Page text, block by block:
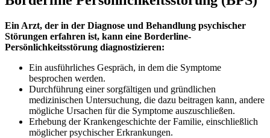
Ein Arzt, der in der Diagnose und Behandlung psychischer
Störungen erfahren ist, kann eine Borderline-
Persönlichkeitsstörung diagnostizieren:
Ein ausführliches Gespräch, in dem die Symptome
besprochen werden.
Durchführung einer sorgfältigen und gründlichen
medizinischen Untersuchung, die dazu beitragen kann, andere
mögliche Ursachen für die Symptome auszuschließen.
Erhebung der Krankengeschichte der Familie, einschließlich
möglicher psychischer Erkrankungen.